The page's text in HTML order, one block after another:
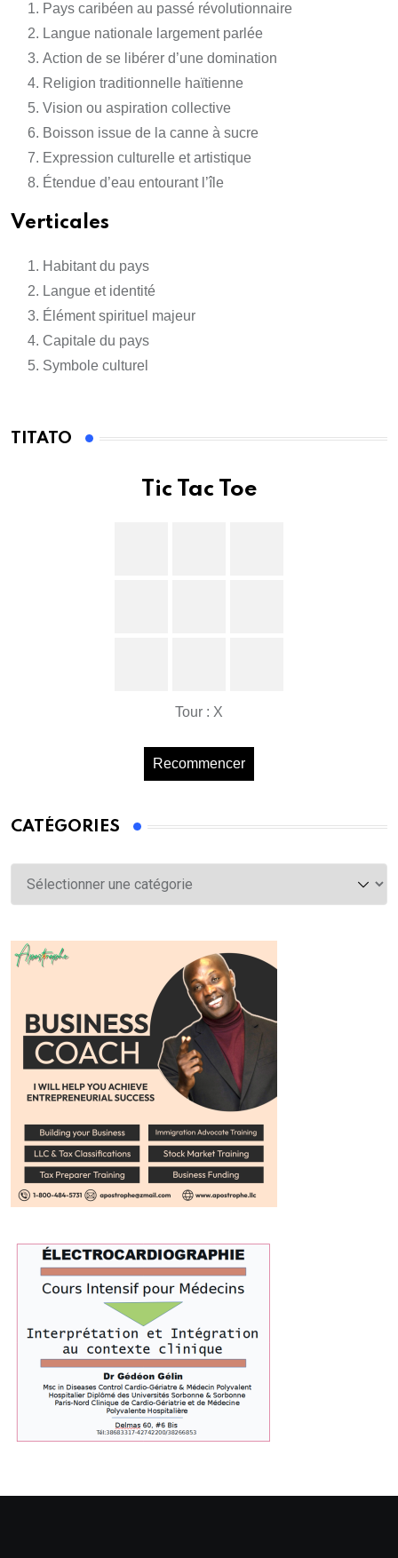
Pays caribéen au passé révolutionnaire
Langue nationale largement parlée
Action de se libérer d’une domination
Religion traditionnelle haïtienne
Vision ou aspiration collective
Boisson issue de la canne à sucre
Expression culturelle et artistique
Étendue d’eau entourant l’île
Verticales
Habitant du pays
Langue et identité
Élément spirituel majeur
Capitale du pays
Symbole culturel
TITATO
Tic Tac Toe
Tour : X
Recommencer
CATÉGORIES
Catégories